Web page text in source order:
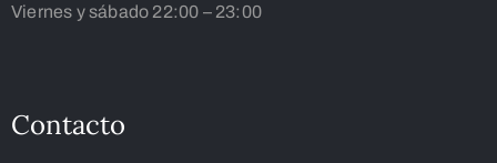
Viernes y sábado 22:00 – 23:00
Contacto